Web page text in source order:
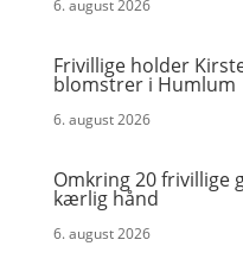
6. august 2026
Frivillige holder
blomstrer i Humlum
6. august 2026
Omkring 20 frivillige
kærlig hånd
6. august 2026